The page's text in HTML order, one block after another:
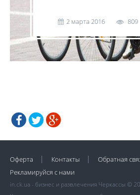
2 марта 2016 809
Оферта Контакты Обратная
Рекламируйся с нами
in.ck.ua - бизнес и развлечения Черкассы ©